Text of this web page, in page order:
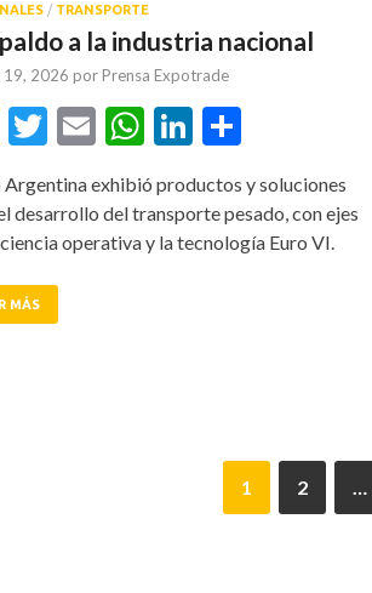
/ TRANSPORTE
a la industria nacional
19, 2026 por Prensa Expotrade
Facebook
Twitter
EmailWhatsApp
LinkedIn
Argentina exhibió productos y soluciones
desarrollo del transporte pesado, con ejes
operativa y la tecnología Euro VI.
MÁS
1 2